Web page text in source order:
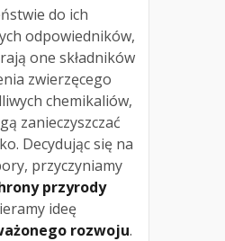
do ich
odpowiedników,
one składników
zwierzęcego
chemikaliów,
zanieczyszczać
Decydując się na
przyczyniamy
przyrody
ideę
rozwoju.